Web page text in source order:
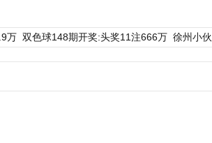
万 双色球148期开奖:头奖11注666万 徐州小